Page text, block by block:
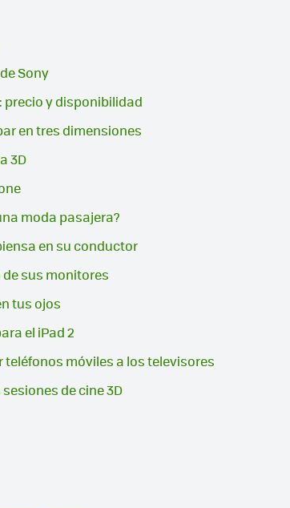
Sony
precio y disponibilidad
en tres dimensiones
3D
moda pasajera?
en su conductor
sus monitores
tus ojos
el iPad 2
móviles a los televisores
de cine 3D